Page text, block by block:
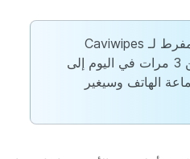
سيؤدي الاستخدام المفرط لـ Caviwipes
وSaniwipes أكثر من 3 مرات في اليوم إلى
الهاتف وسيغير